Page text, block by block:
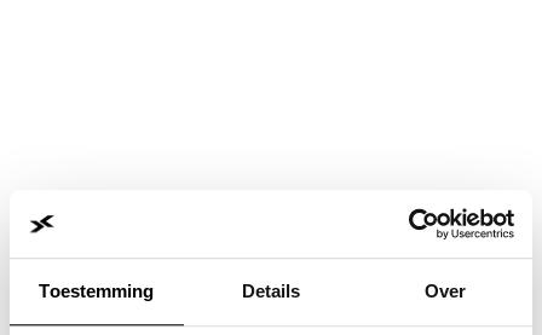
Toestemming Details Over